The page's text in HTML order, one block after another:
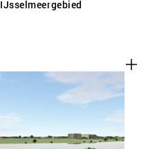
IJsselmeergebied